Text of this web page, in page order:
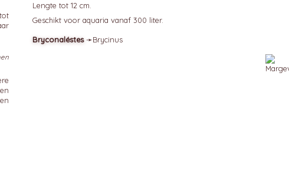
Lengte tot 12 cm.
Geschikt voor aquaria vanaf 300 liter.
Bryconaléstes➛Brycinus